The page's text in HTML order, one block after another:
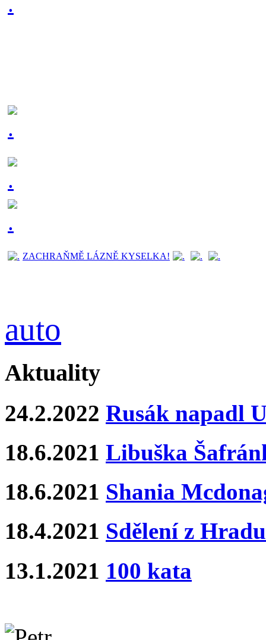
ZACHRAŇMĚ LÁZNĚ KYSELKA!
auto
Aktuality
24.2.2022 Rusák napadl
18.6.2021 Libuška
18.6.2021 Shania
18.4.2021 Sdělení z Hradu
13.1.2021 100 kata